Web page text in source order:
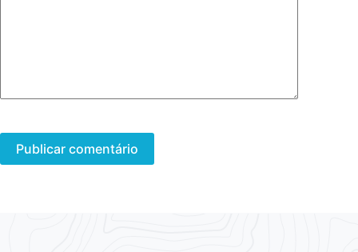
Publicar comentário